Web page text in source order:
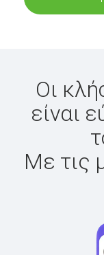
Οι
είναι
Με τις